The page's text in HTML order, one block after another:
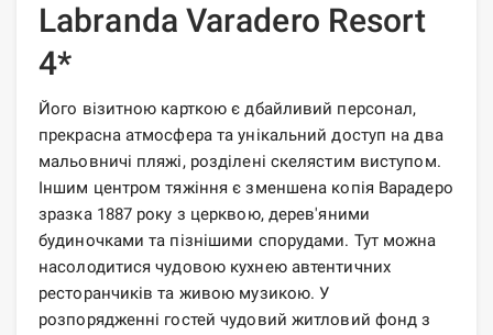
Labranda Varadero Resort
4*
Його візитною карткою є дбайливий персонал,
прекрасна атмосфера та унікальний доступ на два
мальовничі пляжі, розділені скелястим виступом.
Іншим центром тяжіння є зменшена копія Варадеро
зразка 1887 року з церквою, дерев'яними
будиночками та пізнішими спорудами. Тут можна
насолодитися чудовою кухнею автентичних
ресторанчиків та живою музикою. У
розпорядженні гостей чудовий житловий фонд з